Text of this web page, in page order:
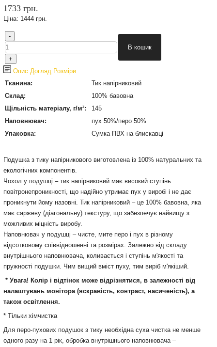
1733 грн.
Ціна: 1444 грн.
Опис Догляд Розміри
Тканина:
Тик напірниковий
Склад:
100% бавовна
Щільність матеріалу, г/м²:
145
Наповнювач:
пух 50%/перо 50%
Упаковка:
Сумка ПВХ на блискавці
Подушка з тику напірникового виготовлена із 100% натуральних та
екологічних компонентів.
Чохол у подушці – тик напірниковий має високий ступінь
повітронепроникності, що надійно утримає пух у виробі і не дає
проникнути йому назовні. Тик напірниковий – це 100% бавовна, яка
має саржеву (діагональну) текстуру, що забезпечує найвищу з
можливих міцність виробу.
Наповнювач у подушці – чисте, мите перо і пух в різному
відсотковому співвідношенні та розмірах. Залежно від складу
внутрішнього наповнювача, коливається і ступінь м'якості та
пружності подушки. Чим вищий вміст пуху, тим виріб м'якіший.
* Увага! Колір і відтінок може відрізнятися, в залежності від
налаштувань монітора (яскравість, контраст, насиченість), а
також освітлення.
* Тільки хімчистка
Для перо-пухових подушок з тику необхідна суха чистка не менше
одного разу на 1 рік, обробка внутрішнього наповнювача –